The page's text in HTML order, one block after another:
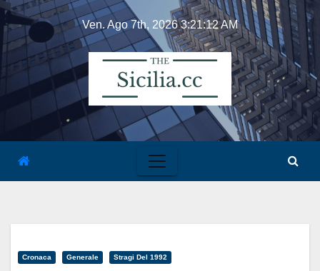
Skip
content
Ven. Ago 7th, 20263:21:12 AM
Cronaca Generale Stragi Del 1992